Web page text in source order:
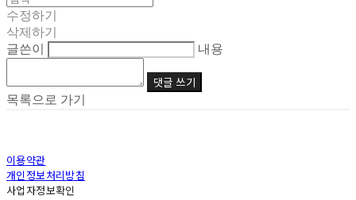
수정하기
삭제하기
글쓴이
내용
댓글 쓰기
목록으로 가기
이용약관
개인정보처리방침
사업자정보확인